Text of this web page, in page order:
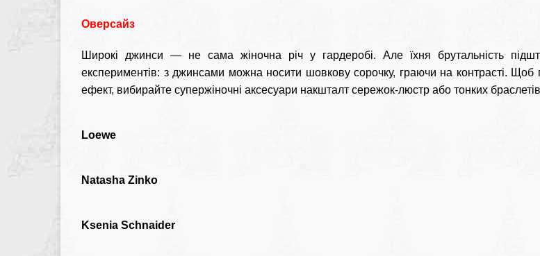
Оверсайз
Широкі джинси — не сама жіночна річ у гардеробі. Але їхня брутальність
експериментів: з джинсами можна носити шовкову сорочку, граючи на контрасті. Щоб
ефект, вибирайте супержіночні аксесуари накшталт сережок-люстр або тонких
Loewe
Natasha Zinko
Ksenia Schnaider